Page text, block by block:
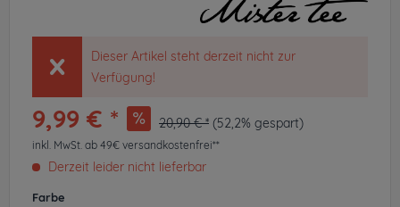
Dieser Artikel steht derzeit nicht zur
Verfügung!
9,99 € * 20,90 € * (52,2% gespart)
inkl. MwSt. ab 49€ versandkostenfrei**
Derzeit leider nicht lieferbar
Farbe